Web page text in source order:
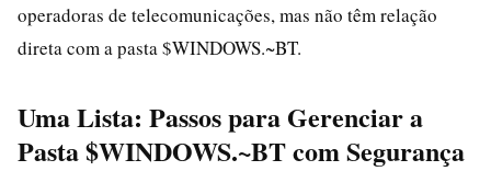
operadoras de telecomunicações, mas não têm relação
direta com a pasta $WINDOWS.~BT.
Uma Lista: Passos para Gerenciar a
Pasta $WINDOWS.~BT com Segurança